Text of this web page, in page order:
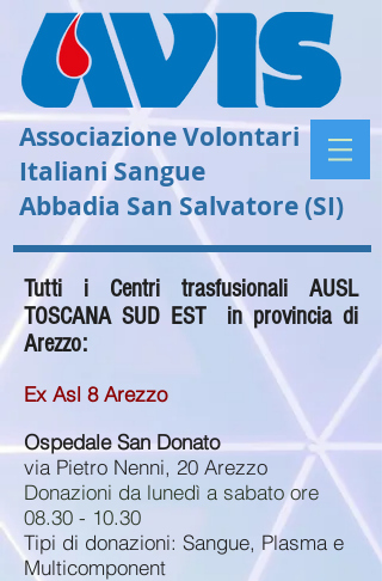
Associazione Volontari
Italiani Sangue
Abbadia San Salvatore (SI)
Tutti i Centri trasfusionali AUSL
TOSCANA SUD EST in provincia di
Arezzo:
Ex Asl 8 Arezzo
Ospedale San Donato
via Pietro Nenni, 20 Arezzo
Donazioni da lunedì a sabato ore
08.30 - 10.30
Tipi di donazioni: Sangue, Plasma e
Multicomponent